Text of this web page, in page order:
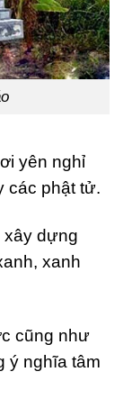
yên nghỉ
các phật tử.
dựng
xanh
cũng như
ý nghĩa tâm